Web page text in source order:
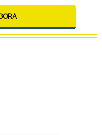
efeito ilumina
12 horas. As placas
elemento que